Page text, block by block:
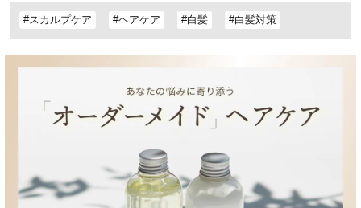
#スカルプケア #ヘアケア #白髪 #白髪対策